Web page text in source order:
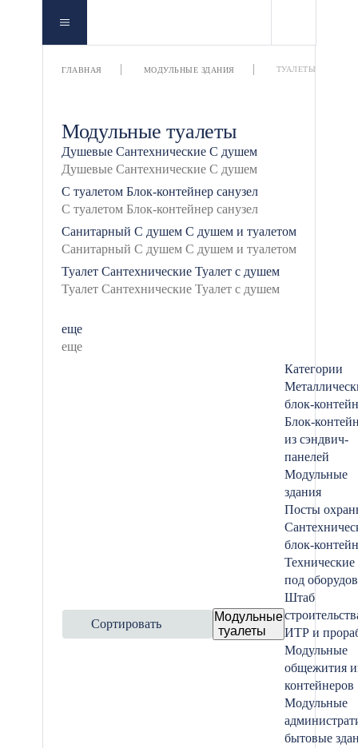
ГЛАВНАЯ МОДУЛЬНЫЕ ЗДАНИЯ ТУАЛЕТЫ
Модульные туалеты
Душевые Сантехнические С душем
С туалетом Блок-контейнер санузел
Санитарный С душем С душем и туалетом
Туалет Сантехнические Туалет с душем
еще
Сортировать
Модульные
туалеты
Категории
блок-
Блок-
из сэндвич-
панелей
Модульные
здания
Посты
блок-
под
Штаб
ИТР и
Модульные
общежития
контейнеров
Модульные
бытовые